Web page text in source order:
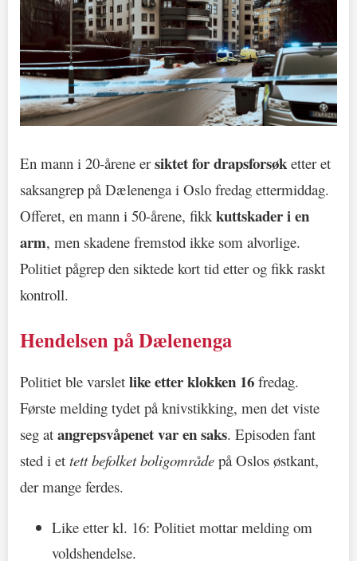
En mann i 20-årene ersiktet for drapsforsøk etter et
saksangrep på Dælenenga i Oslo fredag ettermiddag.
Offeret, en mann i 50-årene, fikk kuttskader i en
arm, men skadene fremstod ikke som alvorlige.
Politiet pågrep den siktede kort tid etter og fikk raskt
kontroll.
Hendelsen på Dælenenga
Politiet ble varslet like etter klokken 16 fredag.
Første melding tydet på knivstikking, men det viste
seg at angrepsvåpenet var en saks. Episoden fant
sted i et tett befolket boligområde på Oslos østkant,
der mange ferdes.
Like etter kl. 16: Politiet mottar melding om
voldshendelse.